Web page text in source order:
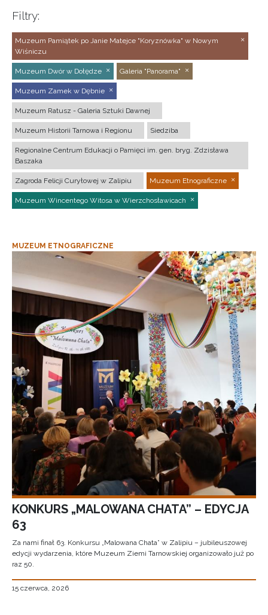
Filtry:
Muzeum Pamiątek po Janie Matejce "Koryznówka" w Nowym
Wiśniczu
Muzeum Dwór w Dołędze Galeria "Panorama"
Muzeum Zamek w Dębnie
Muzeum Ratusz - Galeria Sztuki Dawnej
Muzeum Historii Tarnowa i Regionu Siedziba
Regionalne Centrum Edukacji o Pamięci im. gen. bryg. Zdzisława
Baszaka
Zagroda Felicji Curyłowej w Zalipiu Muzeum Etnograficzne
Muzeum Wincentego Witosa w Wierzchosławicach
MUZEUM ETNOGRAFICZNE
KONKURS „MALOWANA CHATA” – EDYCJA
63
Za nami finał 63. Konkursu „Malowana Chata” w Zalipiu – jubileuszowej
edycji wydarzenia, które Muzeum Ziemi Tarnowskiej organizowało już po
raz 50.
15 czerwca, 2026